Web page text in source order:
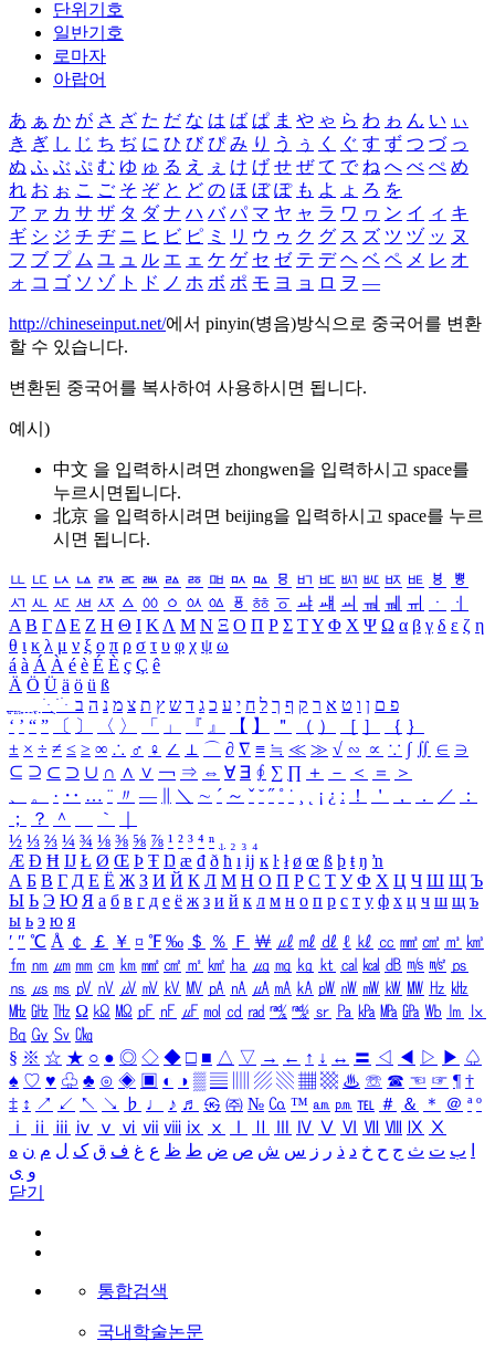
단위기호
일반기호
로마자
아랍어
あ ぁ か が さ ざ た だ な は ば ぱ ま や ゃ ら わ ゎ ん い ぃ
き ぎ し じ ち ぢ に ひ び ぴ み り う ぅ く ぐ す ず つ づ っ
ぬ ふ ぶ ぷ む ゆ ゅ る え ぇ け げ せ ぜ て で ね へ べ ぺ め
れ お ぉ こ ご そ ぞ と ど の ほ ぼ ぽ も よ ょ ろ を
ア ァ カ サ ザ タ ダ ナ ハ バ パ マ ヤ ャ ラ ワ ヮ ン イ ィ キ
ギ シ ジ チ ヂ ニ ヒ ビ ピ ミ リ ウ ゥ ク グ ス ズ ツ ヅ ッ ヌ
フ ブ プ ム ユ ュ ル エ ェ ケ ゲ セ ゼ テ デ ヘ ベ ペ メ レ オ
ォ コ ゴ ソ ゾ ト ド ノ ホ ボ ポ モ ヨ ョ ロ ヲ ―
http://chineseinput.net/에서 pinyin(병음)방식으로 중국어를 변환
할 수 있습니다.
변환된 중국어를 복사하여 사용하시면 됩니다.
예시)
中文 을 입력하시려면 zhongwen을 입력하시고 space를
누르시면됩니다.
北京 을 입력하시려면 beijing을 입력하시고 space를 누르
시면 됩니다.
ㅥ ㅦ ㅧ ㅨ ㅩ ㅪ ㅫ ㅬ ㅭ ㅮ ㅯ ㅰ ㅱ ㅲ ㅳ ㅴ ㅵ ㅶ ㅷ ㅸ
ㅹ
ㅺ ㅻ ㅼ ㅽ ㅾ ㅿ ㆀ ㆁ ㆂ ㆃ ㆄ ㆅ ㆆ ㆇ ㆈ ㆉ ㆊ ㆋ ㆌ ㆍ
ㆎ
Α Β ΓΔ Ε Ζ Η Θ Ι ΚΛ Μ Ν Ξ Ο Π Ρ Σ ΤΥ Φ Χ Ψ Ω α β γ δ ε ζ η
θ ι κ λ μ ν ξ ο π ρ σ τ υ φ χ ψ ω
á à Á À é è É È ç Ç ê
Ä Ö Ü ä ö ü ß
ִֶֹ ֻּ ׁׂ פ ם ן ו ט א ר ק ף ך ל ח י ע כ ג ד ש ץ ת צ מ נ ה ב
‘ ’ “ ” 〔 〕 〈 〉 「 」 『 』 【 】 ＂ （ ） ［ ］ ｛ ｝
± × ÷ ≠ ≤ ≥ ∞ ∴ ♂ ♀ ∠ ⊥ ⌒ ∂ ∇ ≡ ≒ ≪ ≫ √ ∽ ∝ ∵ ∫ ∬ ∈ ∋
⊆ ⊇ ⊂ ⊃ ∪ ∩ ∧ ∨ ￢ ⇒ ⇔ ∀ ∃ ∮ ∑ ∏ ＋ － ＜ ＝
＞
、
。 · ‥ … ¨ 〃 ― ＼ ∼ ´ ～ ˇ ˘ ˝ ˚ ˙ ¸ ¡ ¿ ː ！ ＇ ， ． ／
：
；
？ ＾ ｀
½ ⅓ ⅔ ¼ ¾ ⅛ ⅜ ⅝ ⅞ ¹ ² ³ ⁴ ⁿ ₁ ₂ ₃ ₄
Æ Ð Ħ Ĳ Ł Ø Œ Þ Ŧ Ŋ æ đ ð ħ ı ĳ ĸ ŀ ł ø œ ß þ ŧ ŋ ŉ
А Б В Г Д Е Ё Ж З И Й К Л М Н О П Р С Т У Ф Х Ц Ч Ш Щ Ъ
Ы Ь Э Ю Я а б в г д е ё ж з и й к л м н о п р с т у ф х ц ч ш щ ъ
ы ь э ю я
′ ″ ℃ Å ￠ ￡ ￥ ¤ ℉ ‰ ＄ ％ Ｆ ￦ ㎕ ㎖ ㎗ ℓ ㎘ ㏄ ㎣ ㎤ ㎥ ㎦
㎙ ㎚ ㎛ ㎜ ㎝ ㎞ ㎟ ㎠ ㎡ ㎢ ㏊ ㎍ ㎎ ㎏ ㏏ ㎈ ㎉ ㏈ ㎧ ㎨ ㎰
㎱ ㎲ ㎳ ㎴ ㎵ ㎶ ㎷ ㎸ ㎹ ㎀ ㎁ ㎂ ㎃ ㎄ ㎺ ㎻ ㎽ ㎾ ㎿ ㎐ ㎑
㎒ ㎓ ㎔ Ω ㏀ ㏁ ㎊ ㎋ ㎌ ㏖ ㏅ ㎭ ㎮ ㎯ ㏛ ㎩ ㎪ ㎫ ㎬ ㏝ ㏐
㏓
㏃ ㏉ ㏜ ㏆
§ ※ ☆ ★ ○ ● ◎ ◇ ◆ □ ■ △ ▽ → ← ↑ ↓ ↔ 〓 ◁ ◀ ▷ ▶ ♤
♠ ♡ ♥ ♧ ♣ ⊙ ◈ ▣ ◐ ◑ ▒ ▤ ▨ ▧ ▦ ▩ ♨ ☏ ☎ ☜ ☞ ¶ †
‡ ↕ ↗ ↙ ↖ ↘ ♭ ♩ ♪ ♬ ㉿ ㈜ № ㏇ ™ ㏂ ㏘ ℡ ＃ ＆ ＊ ＠ ª º
ⅰ
ⅱ ⅲ ⅳ ⅴ ⅵ ⅶ ⅷ ⅸ ⅹ Ⅳ Ⅴ Ⅵ Ⅶ Ⅷ Ⅸ Ⅹ
ب ت ث ج ح خ د ذ ر ز س ش ص ض ط ظ ع غ ف ق ک ل م ن ه
و ی
닫기
통합검색
국내학술논문